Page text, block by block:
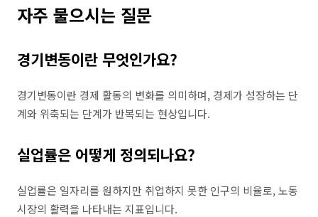
자주 물으시는 질문
경기변동이란 무엇인가요?
경기변동이란 경제 활동의 변화를 의미하며, 경제가 성장하는 단
계와 위축되는 단계가 반복되는 현상입니다.
실업률은 어떻게 정의되나요?
실업률은 일자리를 원하지만 취업하지 못한 인구의 비율로, 노동
시장의 활력을 나타내는 지표입니다.